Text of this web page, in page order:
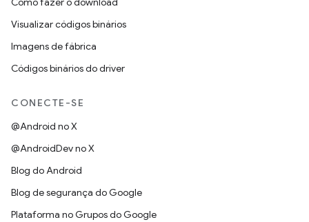
Visualizar códigos binários
Imagens de fábrica
Códigos binários do driver
CONECTE-SE
@Android no X
@AndroidDev no X
Blog do Android
Blog de segurança do Google
Plataforma no Grupos do Google